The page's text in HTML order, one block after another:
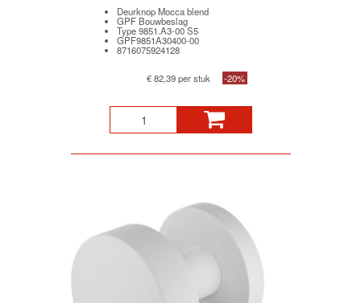
Deurknop Mocca blend
GPF Bouwbeslag
Type 9851.A3-00 S5
GPF9851A30400-00
8716075924128
€ 82,39 per stuk -20%